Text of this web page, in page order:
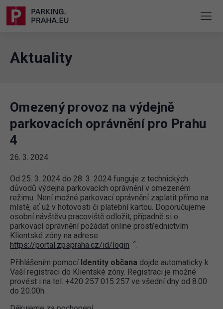
Aktuality
Omezený provoz na výdejně
parkovacích oprávnění pro Prahu
4
26. 3. 2024
Od 25. 3. 2024 do 28. 3. 2024 funguje z technických
důvodů výdejna parkovacích oprávnění v omezeném
režimu. Není možné parkovací oprávnění zaplatit přímo na
místě, ať už v hotovosti či platební kartou. Doporučujeme
osobní návštěvu pracoviště odložit, případně si o
parkovací oprávnění požádat online prostřednictvím
Klientské zóny na adrese
https://portal.zpspraha.cz/id/login
.
Přihlášením pomocí Identity občana dojde automaticky k
Vaší registraci do Klientské zóny. Registraci je možné
provést i na tel. +420 257 015 257 ve všední dny od 8.00
do 20.00h.